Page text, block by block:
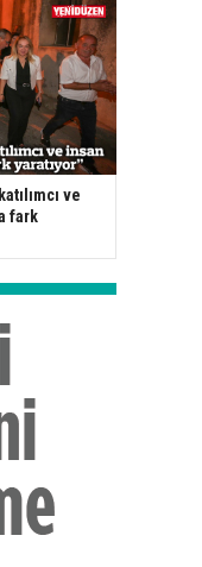
ve
fark